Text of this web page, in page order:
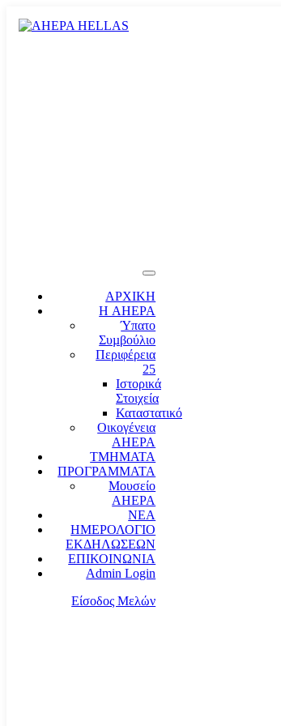
ΑΡΧΙΚΗ
Η AHEPA
Ύπατο
Συµβούλιο
Περιφέρεια
25
Ιστορικά
Στοιχεία
Καταστατικό
Οικογένεια
AHEPA
ΤΜΗΜΑΤΑ
ΠΡΟΓΡΑΜΜΑΤΑ
Μουσείο
AHEPA
ΝΕΑ
ΗΜΕΡΟΛΟΓΙΟ
ΕΚΔΗΛΩΣΕΩΝ
ΕΠΙΚΟΙΝΩΝΙΑ
Admin Login
Είσοδος Μελών